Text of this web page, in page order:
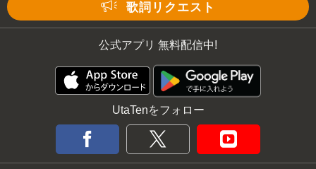
歌詞リクエスト
公式アプリ 無料配信中!
UtaTenをフォロー